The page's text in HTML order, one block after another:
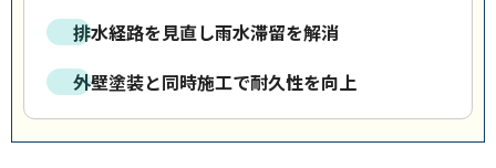
排水経路を見直し雨水滞留を解消
外壁塗装と同時施工で耐久性を向上